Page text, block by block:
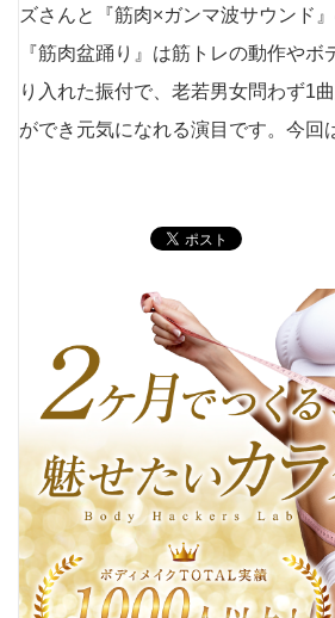
ズさんと『筋肉×ガンマ波サウンド
『筋肉盆踊り』は筋トレの動作やボ
り入れた振付で、老若男女問わず1
ができ元気になれる演目です。今回